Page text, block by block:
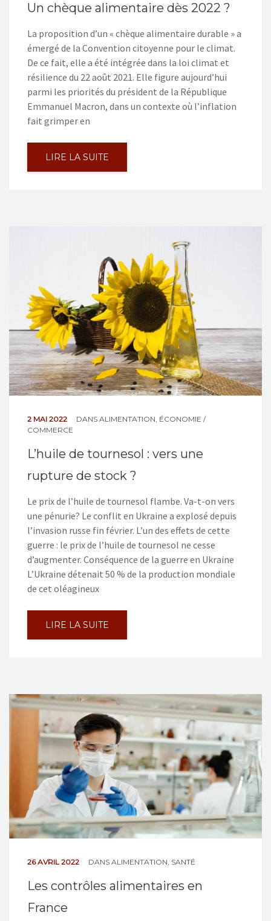
Un chèque alimentaire dès 2022 ?
La proposition d’un « chèque alimentaire durable » a
émergé de la Convention citoyenne pour le climat.
De ce fait, elle a été intégrée dans la loi climat et
résilience du 22 août 2021. Elle figure aujourd’hui
parmi les priorités du président de la République
Emmanuel Macron, dans un contexte où l’inflation
fait grimper en
LIRE LA SUITE
2 MAI 2022 DANS ALIMENTATION ÉCONOMIE /
COMMERCE
L’huile de tournesol : vers une
rupture de stock ?
Le prix de l’huile de tournesol flambe. Va-t-on vers
une pénurie? Le conflit en Ukraine a explosé depuis
l’invasion russe fin février. L’un des effets de cette
guerre : le prix de l’huile de tournesol ne cesse
d’augmenter. Conséquence de la guerre en Ukraine
L’Ukraine détenait 50 % de la production mondiale
de cet oléagineux
LIRE LA SUITE
26 AVRIL 2022 DANS ALIMENTATION SANTÉ
Les contrôles alimentaires en
France